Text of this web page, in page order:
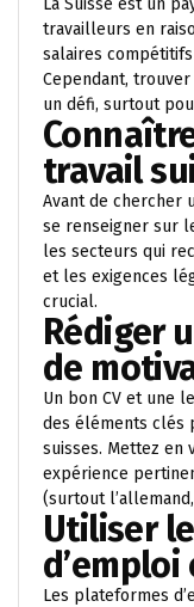
La Suisse est un
travailleurs en
salaires
Cependant,
un défi, surtout
travail
Avant de chercher
se renseigner sur
les secteurs qui
et les exigences
crucial.
Rédiger
de
Un bon CV et une
des éléments clés
suisses. Mettez en
expérience
(surtout
Utiliser
Les plateformes